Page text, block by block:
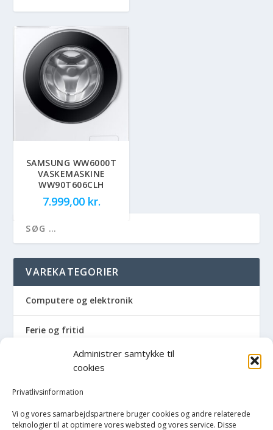
Administrer samtykke til
cookies
Privatlivsinformation
Vi og vores samarbejdspartnere bruger cookies og andre relaterede
teknologier til at optimere vores websted og vores service. Disse
SAMSUNG WW6000T
VASKEMASKINE
WW90T606CLH
7.999,00 kr.
VAREKATEGORIER
Computere og elektronik
Ferie og fritid
Hus og have
Havemaskiner
Hvidevarer